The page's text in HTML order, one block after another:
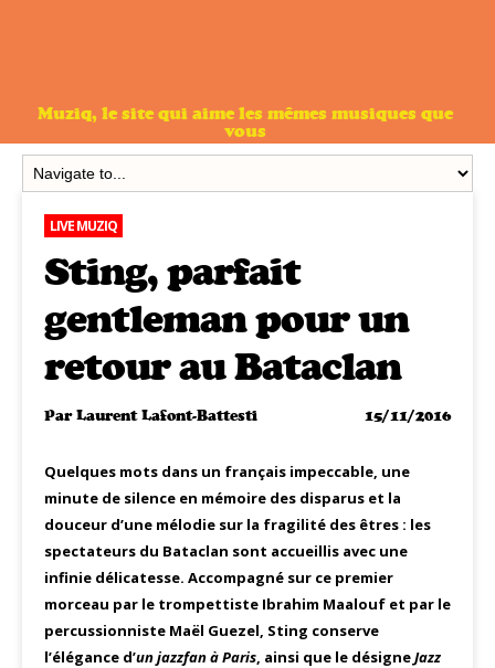
Muziq, le site qui aime les mêmes musiques que
vous
LIVE MUZIQ
Sting, parfait
gentleman pour un
retour au Bataclan
ParLaurent Lafont-Battesti 15/11/2016
Quelques mots dans un français impeccable, une
minute de silence en mémoire des disparus et la
douceur d’une mélodie sur la fragilité des êtres : les
spectateurs du Bataclan sont accueillis avec une
infinie délicatesse. Accompagné sur ce premier
morceau par le trompettiste Ibrahim Maalouf et par le
percussionniste Maël Guezel, Sting conserve
l’élégance d’un jazzfan à Paris, ainsi que le désigneJazz